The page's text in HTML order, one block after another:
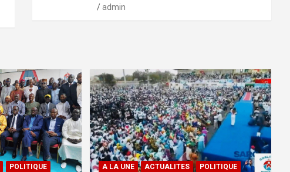
admin
POLITIQUE A LA UNE ACTUALITES POLITIQUE